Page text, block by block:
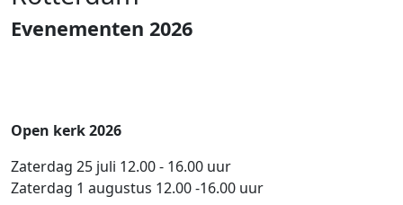
Evenementen 2026
Open kerk 2026
Zaterdag 25 juli 12.00 - 16.00 uur
Zaterdag 1 augustus 12.00 -16.00 uur